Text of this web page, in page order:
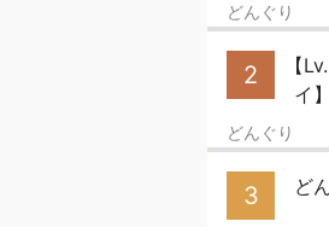
どんぐり
2
【
イ】
どんぐり
3 ど